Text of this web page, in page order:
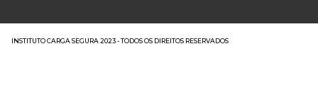
INSTITUTO CARGA SEGURA 2023 - TODOS OS DIREITOS RESERVADOS